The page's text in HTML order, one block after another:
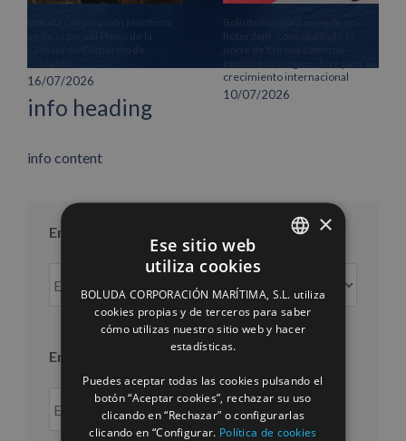
info heading
info content
16/07/2026
crecimiento internacional
10/07/2026
Entradas por mes
por
Entradas por año
ENGLISH
FRENCH
×
Ese sitio web
utiliza cookies
BOLUDA CORPORACIÓN MARÍTIMA, S.L. utiliza
cookies propias y de terceros para saber
cómo utilizas nuestro sitio web y hacer
estadísticas.
Puedes aceptar todas las cookies pulsando el
botón “Aceptar cookies”, rechazar su uso
clicando en “Rechazar” o configurarlas
clicando en “Configurar. Política de cookies